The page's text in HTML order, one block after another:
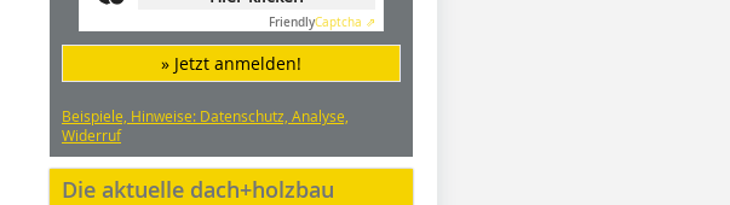
FriendlyCaptcha ⇗
» Jetzt anmelden!
Beispiele, Hinweise: Datenschutz, Analyse,
Widerruf
Die aktuelle dach+holzbau